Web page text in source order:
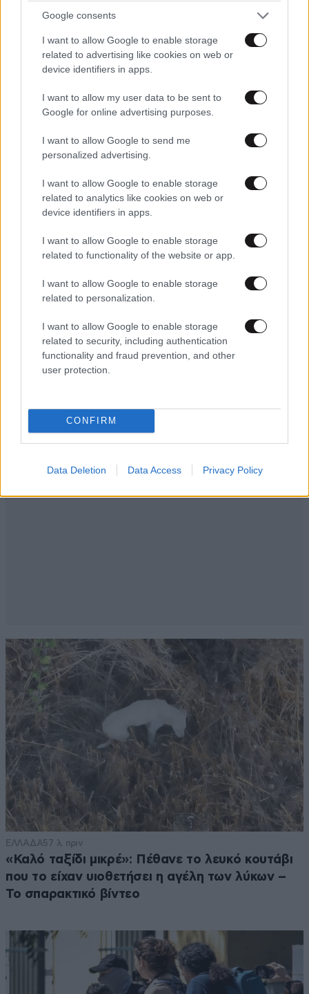
Google consents
I want to allow Google to enable storage
related to advertising like cookies on web or
device identifiers in apps.
I want to allow my user data to be sent to
Google for online advertising purposes.
I want to allow Google to send me
personalized advertising.
I want to allow Google to enable storage
related to analytics like cookies on web or
device identifiers in apps.
I want to allow Google to enable storage
related to functionality of the website or app.
I want to allow Google to enable storage
related to personalization.
I want to allow Google to enable storage
related to security, including authentication
functionality and fraud prevention, and other
user protection.
CONFIRM
Data Deletion Data Access Privacy Policy
Μαρία Κορινθίου: «Είμαι πιο ευτυχισμένη από
ποτέ – Ναι, έχω πατήσει φρένο»
ΕΛΛΑΔΑ57 λ. πριν
«Καλό ταξίδι μικρέ»: Πέθανε το λευκό κουτάβι
που το είχαν υιοθετήσει η αγέλη των λύκων –
Το σπαρακτικό βίντεο